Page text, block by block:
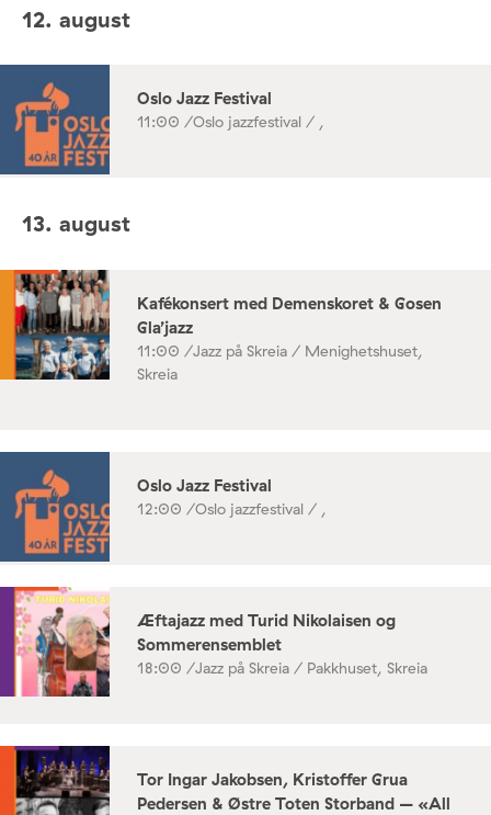
12. august
Oslo Jazz Festival
11:00 /Oslo jazzfestival / ,
13. august
Kafékonsert med Demenskoret & Gosen
Gla’jazz
11:00 /Jazz på Skreia / Menighetshuset,
Skreia
Oslo Jazz Festival
12:00 /Oslo jazzfestival / ,
Æftajazz med Turid Nikolaisen og
Sommerensemblet
18:00 /Jazz på Skreia / Pakkhuset, Skreia
Tor Ingar Jakobsen, Kristoffer Grua
Pedersen & Østre Toten Storband – «All